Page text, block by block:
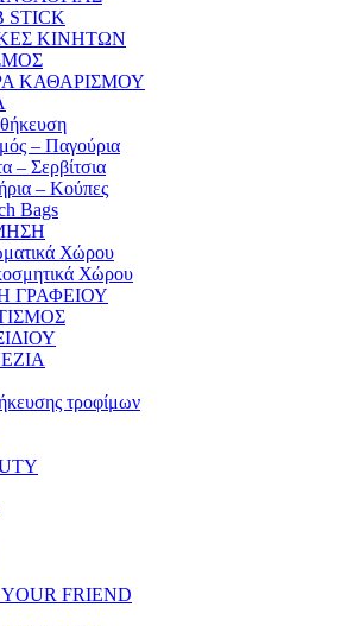
STICK
ΚΙΝΗΤΩΝ
ΚΑΘΑΡΙΣΜΟΥ
– Παγούρια
– Σερβίτσια
– Κούπες
Bags
Χώρου
Χώρου
ΓΡΑΦΕΙΟΥ
τροφίμων
FRIEND